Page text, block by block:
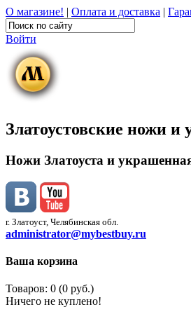
О магазине! | Оплата и доставка |
Войти
Златоустовские ножи
Ножи Златоуста и
г. Златоуст, Челябинская обл.
administrator@mybestbuy.ru
Ваша корзина
Товаров: 0 (0 руб.)
Ничего не куплено!